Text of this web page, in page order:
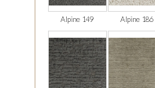
Alpine 149 Alpine 186